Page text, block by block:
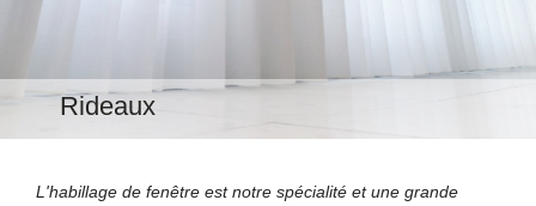
Rideaux
L'habillage de fenêtre est notre spécialité et une grande